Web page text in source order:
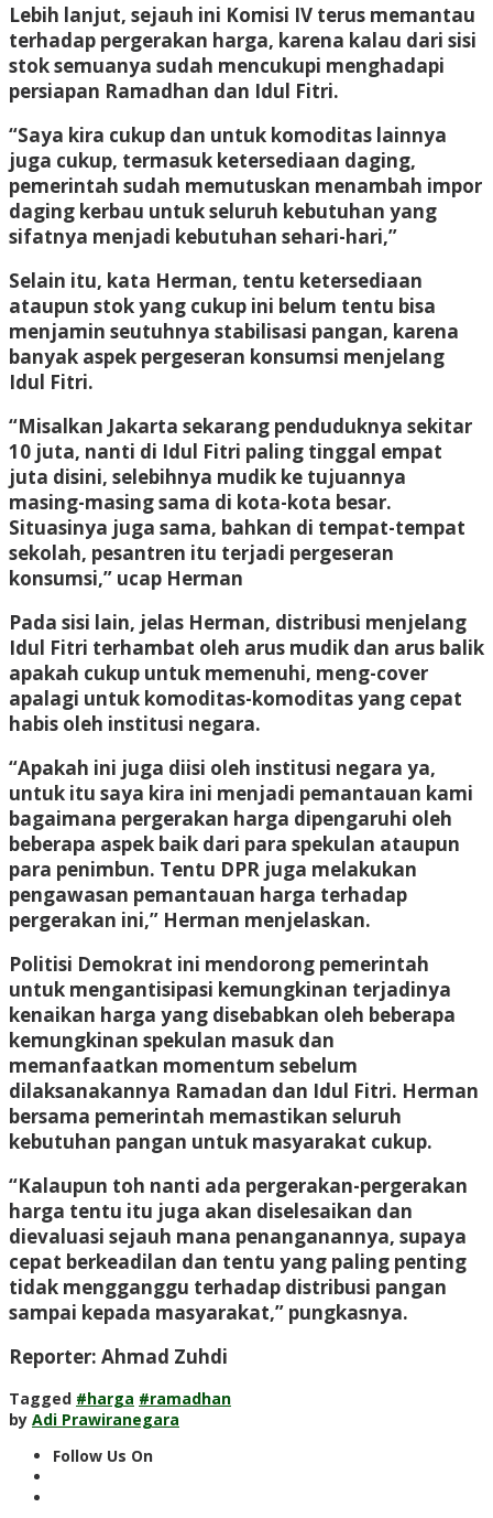
Lebih lanjut, sejauh ini Komisi IV terus memantau
terhadap pergerakan harga, karena kalau dari sisi
stok semuanya sudah mencukupi menghadapi
persiapan Ramadhan dan Idul Fitri.
“Saya kira cukup dan untuk komoditas lainnya
juga cukup, termasuk ketersediaan daging,
pemerintah sudah memutuskan menambah impor
daging kerbau untuk seluruh kebutuhan yang
sifatnya menjadi kebutuhan sehari-hari,”
Selain itu, kata Herman, tentu ketersediaan
ataupun stok yang cukup ini belum tentu bisa
menjamin seutuhnya stabilisasi pangan, karena
banyak aspek pergeseran konsumsi menjelang
Idul Fitri.
“Misalkan Jakarta sekarang penduduknya sekitar
10 juta, nanti di Idul Fitri paling tinggal empat
juta disini, selebihnya mudik ke tujuannya
masing-masing sama di kota-kota besar.
Situasinya juga sama, bahkan di tempat-tempat
sekolah, pesantren itu terjadi pergeseran
konsumsi,” ucap Herman
Pada sisi lain, jelas Herman, distribusi menjelang
Idul Fitri terhambat oleh arus mudik dan arus balik
apakah cukup untuk memenuhi, meng-cover
apalagi untuk komoditas-komoditas yang cepat
habis oleh institusi negara.
“Apakah ini juga diisi oleh institusi negara ya,
untuk itu saya kira ini menjadi pemantauan kami
bagaimana pergerakan harga dipengaruhi oleh
beberapa aspek baik dari para spekulan ataupun
para penimbun. Tentu DPR juga melakukan
pengawasan pemantauan harga terhadap
pergerakan ini,” Herman menjelaskan.
Politisi Demokrat ini mendorong pemerintah
untuk mengantisipasi kemungkinan terjadinya
kenaikan harga yang disebabkan oleh beberapa
kemungkinan spekulan masuk dan
memanfaatkan momentum sebelum
dilaksanakannya Ramadan dan Idul Fitri. Herman
bersama pemerintah memastikan seluruh
kebutuhan pangan untuk masyarakat cukup.
“Kalaupun toh nanti ada pergerakan-pergerakan
harga tentu itu juga akan diselesaikan dan
dievaluasi sejauh mana penanganannya, supaya
cepat berkeadilan dan tentu yang paling penting
tidak mengganggu terhadap distribusi pangan
sampai kepada masyarakat,” pungkasnya.
Reporter: Ahmad Zuhdi
Tagged #harga #ramadhan
by Adi Prawiranegara
Follow Us On